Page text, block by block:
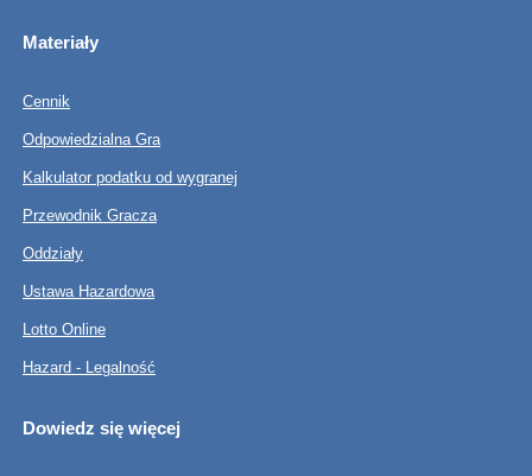
Materiały
Cennik
Odpowiedzialna Gra
Kalkulator podatku od wygranej
Przewodnik Gracza
Oddziały
Ustawa Hazardowa
Lotto Online
Hazard - Legalność
Dowiedz się więcej